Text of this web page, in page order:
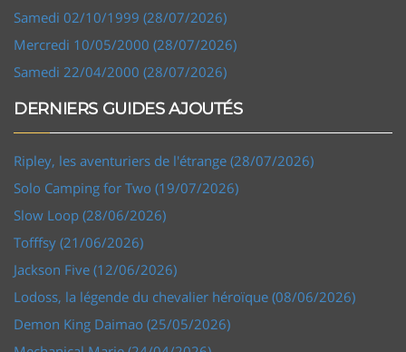
Samedi 02/10/1999 (28/07/2026)
Mercredi 10/05/2000 (28/07/2026)
Samedi 22/04/2000 (28/07/2026)
DERNIERS GUIDES AJOUTÉS
Ripley, les aventuriers de l'étrange (28/07/2026)
Solo Camping for Two (19/07/2026)
Slow Loop (28/06/2026)
Tofffsy (21/06/2026)
Jackson Five (12/06/2026)
Lodoss, la légende du chevalier héroïque (08/06/2026)
Demon King Daimao (25/05/2026)